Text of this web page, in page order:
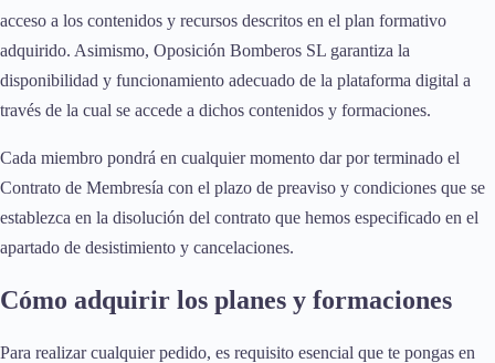
acceso a los contenidos y recursos descritos en el plan formativo
adquirido. Asimismo, Oposición Bomberos SL garantiza la
disponibilidad y funcionamiento adecuado de la plataforma digital a
través de la cual se accede a dichos contenidos y formaciones.
Cada miembro pondrá en cualquier momento dar por terminado el
Contrato de Membresía con el plazo de preaviso y condiciones que se
establezca en la disolución del contrato que hemos especificado en el
apartado de desistimiento y cancelaciones.
Cómo adquirir los planes y formaciones
Para realizar cualquier pedido, es requisito esencial que te pongas en